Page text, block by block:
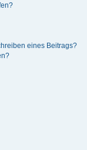
eines Beitrags?